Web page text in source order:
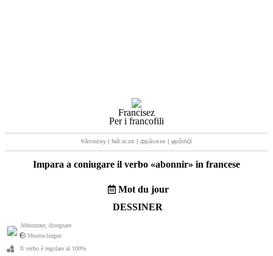
Francisez
Per i francofili
frãnsizay | fʁɑ̃.si.ze | фрãсизе | φρɑ̃σιζέ
Impara a coniugare il verbo «abonnir» in francese
Mot du jour
DESSINER
Abbozzare; disegnare
Mostra lingue
Il verbo è regolare al 100%